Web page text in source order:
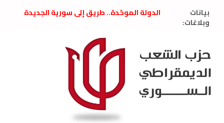
بيانات
وبلاغات:
الدولة الموحّدة.. طريق إلى سورية الجديدة
العام السابق لحزب الاتحاد الاشتراكي العربي
الديمقراطي
بلاغ صادر عن اجتماع اللجنة المركزية نيسان
2026
الحرب الأمريكية الإسرائيلية على نظام الملالي
في إيران .. بيان من حزب الشعب الديمقراطي
السوري